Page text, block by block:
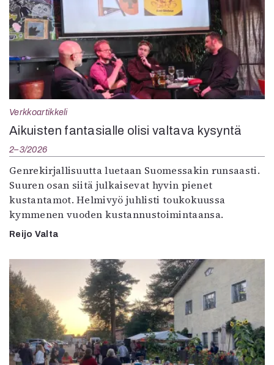
Verkkoartikkeli
Aikuisten fantasialle olisi valtava kysyntä
2–3/2026
Genrekirjallisuutta luetaan Suomessakin runsaasti.
Suuren osan siitä julkaisevat hyvin pienet
kustantamot. Helmivyö juhlisti toukokuussa
kymmenen vuoden kustannustoimintaansa.
Reijo Valta